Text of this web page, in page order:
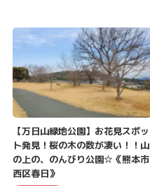
【万日山緑地公園】お花見スポッ
ト発見！桜の木の数が凄い！！山
の上の、のんびり公園☆《熊本市
西区春日》